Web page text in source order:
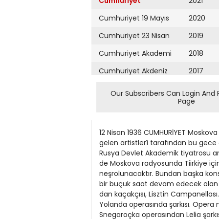
Cumhuriyet 19 Mayıs
Cumhuriyet 23 Nisan
Cumhuriyet Akademi
Cumhuriyet Akdeniz
Cumhuriyet Alışveriş
Cumhuriyet Ankara
Cumhuriyet Büyük
Taaruz
Cumhuriyet
Cumartesi
Cumhuriyet Çevre
2020
2019
2018
2017
2016
2015
2013
2012
2011
2010
2009
Our Subscribers Can Login And
Page
12 Nisan 1936 CUMHURİYET Moskova Radyosunda Türk gecesi yapılıyor Biz bize Bizdeki hırsızlıklar Dost Rusyanın geçen yıl memleketimize gelen artistlerî tarafından bu gece çok zengin programlı muazzam bir konser verilecek Konserde teganni edecek Maksakova Sovyet Rusya Devlet Akademik tiyatrosu artistleri, Türkiyeye geçen sene gelişlerinin yıldönümü münasebetile bu gece İstanbul saatile saat 8 de Moskova radyosunda Tiirkiye için büyük bir konser vereceklerdir. Tiirkiye için konser 1 724 metroda Komintern istasyonile neşrolunacaktır. Bundan başka konser kısa tulümevç istasyonile de verilecektir. Tulümevç 50 metrodur. Saat tam 8 de başlıyacak ve bir buçuk saat devam edecek olan konserin programı şudur: Piyanist Oborin: Glückin melodisi, Chopinin balladı, Tausikin Schumann dan kaçakçısı, Lisztin Campanellası. Opera mugannisi Nortsov: Çaykovskinin Pikyaya Dama operasından Eletzkinin Aryası, Çaykovskinin Yolanda operasında şarkısı. Opera mugannîyesi Maksakova: Mussorskinin Kovaşina operasından Martanın Aryası, Rimski Korsakofun Snegaroçka operasından Lelia şarkısı, Bizetnin Carmen operasından Kabanera. Kemancı Ostriyak: Saint Saensin Cappicioso randosu, Dvorakın üçüncü Slav dansı. Opera mugannisi Jadan: Rahmani Hırsız odacı Şirkfetiltin • kasasını soydu • Süngercilik şirketi odacılarından Ab durrahman evvelki gün herkes şirketten ayrıldıktan sonra muhasbecinin odasına girerek anahtar uydurmak suretile kasayı açmış ve içinden 1,100 lira alarak kaç mıştır. Ertesi gün daireye gelenler kasanın açık olduğunu görünce işi anlamışlar ve soygunculuktan polisi haberdar etmişlerdir. Yapılan tahkikatta odacının muhase beci Hakkmın evinde yatıp kalktığı ve evvelki gün postaya götürülmek üzere kendisine verilen mektublan da götür mediği anlaşılmıştır. Hırsız odacınm resimleri bütün mer kezlere dağıtılmıştır. Bir Japon profesörü Gazetelerdeki polis havadislerini takib ediyor musunuz? Eğer cinayet haberlerine, büyük aşk facialarına meraklı iseniz boşuna bekliyorsunuzdur. Bu gibi vak'alar bizim memlekette az görülür. O kadar az ki meselâ bir delikanTayyare piyangosunun 20 nci tertib lının metresini bıçaklaması, yahud hay son keşidesi dün çekilmeğe başlanmışdudların bir banka bekçisini öldürmeleri, tır. Keşideye bugün de devam oluna gazetelerimizin birinci sahifelerinde üç caktır. Bu keşidenin en büyük ikramiyesi osütun dolduracak, dedikodusu haftalarca lan 200 bin lira 10483 numarak bilete şehrin kubbesini çınlatacak kadar ehemçıkmıştır. Bu biletin 20 aşağı, 20 yu miyetli bir hâdise olur. karısındaki numaralara 500 er lira müİstanbul polisinin